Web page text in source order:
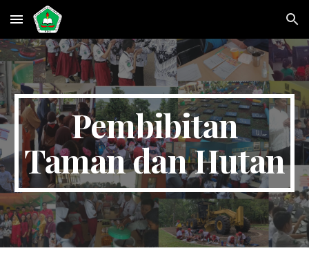
Skip to main content Skip to navigation
Pembibitan
Taman dan Hutan